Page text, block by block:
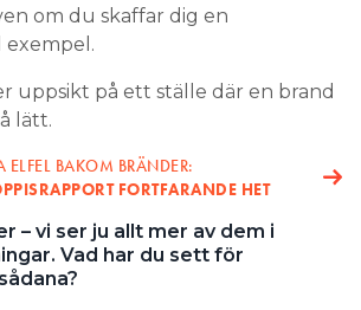
om du skaffar dig en
exempel.
uppsikt på ett ställe där en brand
lätt.
BAKOM BRÄNDER:
FORTFARANDE HET
– vi ser ju allt mer av dem i
Vad har du sett för